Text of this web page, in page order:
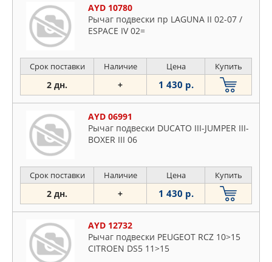
AYD 10780
Рычаг подвески пр LAGUNA II 02-07 /
ESPACE IV 02=
Срок поставки Наличие Цена Купить
2 дн. + 1 430 р.
AYD 06991
Рычаг подвески DUCATO III-JUMPER III-
BOXER III 06
Срок поставки Наличие Цена Купить
2 дн. + 1 430 р.
AYD 12732
Рычаг подвески PEUGEOT RCZ 10>15
CITROEN DS5 11>15